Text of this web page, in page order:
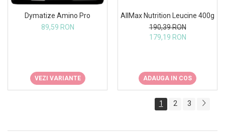
Dymatize Amino Pro
89,59 RON
VEZI VARIANTE
AllMax Nutrition Leucine 400g
190,39 RON
179,19 RON
ADAUGA IN COS
1 2 3